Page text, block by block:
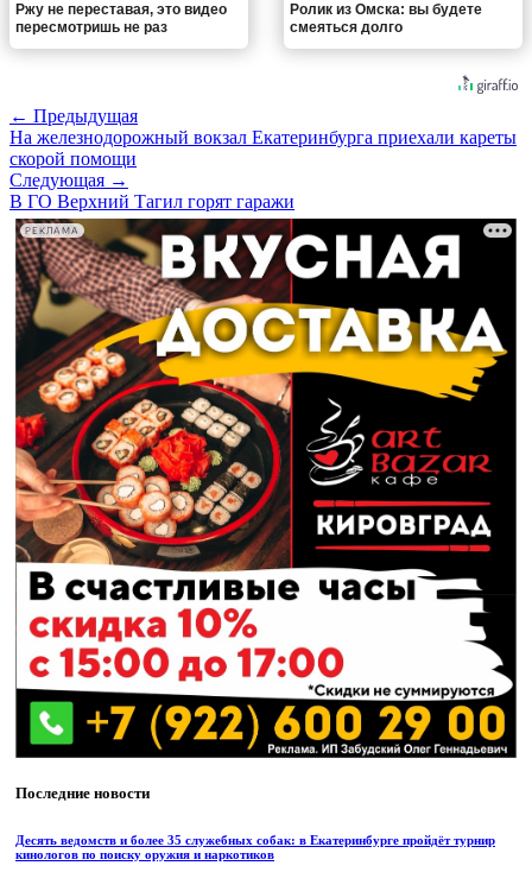
Ржу не переставая, это видео
пересмотришь не раз
Ролик из Омска: вы будете
смеяться долго
← Предыдущая
На железнодорожный вокзал Екатеринбурга приехали кареты
скорой помощи
Следующая →
В ГО Верхний Тагил горят гаражи
РЕКЛАМА
Последние новости
Десять ведомств и более 35 служебных собак: в Екатеринбурге пройдёт турнир
кинологов по поиску оружия и наркотиков